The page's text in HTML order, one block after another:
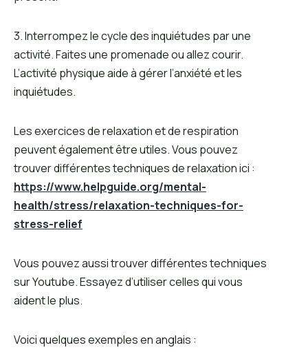
3. Interrompez le cycle des inquiétudes par une
activité. Faites une promenade ou allez courir.
L’activité physique aide à gérer l’anxiété et les
inquiétudes.
Les exercices de relaxation et de respiration
peuvent également être utiles. Vous pouvez
trouver différentes techniques de relaxation ici :
https://www.helpguide.org/mental-
health/stress/relaxation-techniques-for-
stress-relief
Vous pouvez aussi trouver différentes techniques
sur Youtube. Essayez d’utiliser celles qui vous
aident le plus.
Voici quelques exemples en anglais :